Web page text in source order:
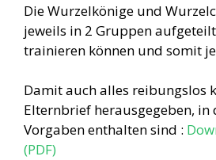
Die Wurzelkönige und
jeweils in 2 Gruppen
trainieren können und somit
Damit auch alles reibungslos
Elternbrief herausgegeben, in
Vorgaben enthalten sind :
(PDF)